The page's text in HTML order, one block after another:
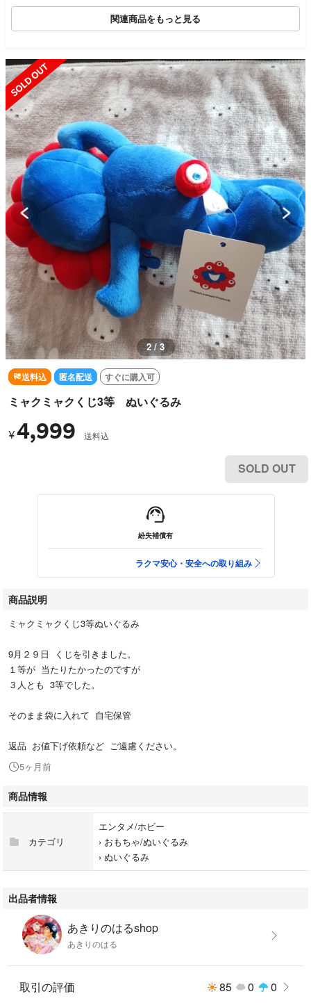
関連商品をもっと見る
SOLD OUT
2 / 3
送料込 匿名配送 すぐに購入可
ミャクミャクくじ3等 ぬいぐるみ
¥4,999 送料込
SOLD OUT
紛失補償有
ラクマ安心・安全への取り組み
商品説明
ミャクミャクくじ3等ぬいぐるみ
9月２９日 くじを引きました。
１等が 当たりたかったのですが
３人とも 3等でした。
そのまま袋に入れて 自宅保管
返品 お値下げ依頼など ご遠慮ください。
5ヶ月前
商品情報
カテゴリ
エンタメ/ホビー
› おもちゃ/ぬいぐるみ
› ぬいぐるみ
出品者情報
あきりのはるshop
あきりのはる
取引の評価 85 0 0